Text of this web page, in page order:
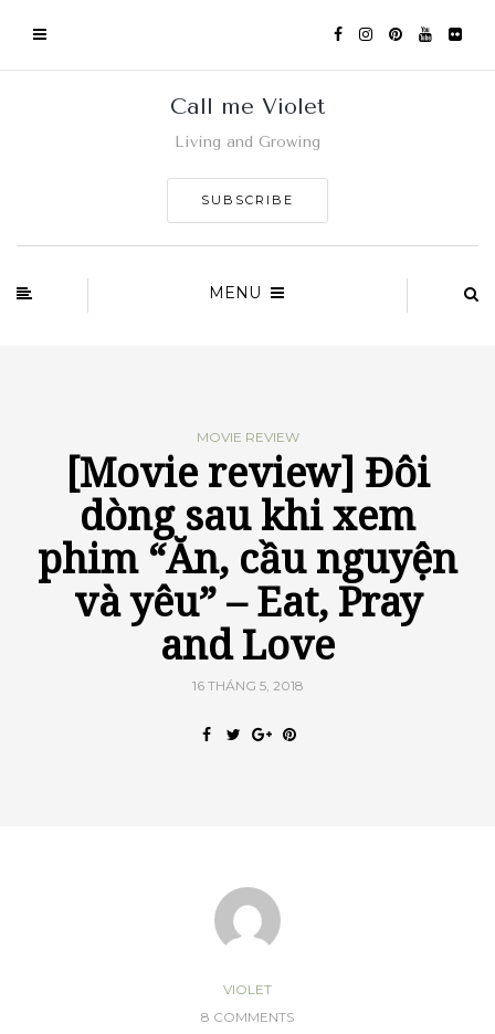
Call me Violet
Living and Growing
SUBSCRIBE
MENU
MOVIE REVIEW
[Movie review] Đôi
dòng sau khi xem
phim “Ăn, cầu nguyện
và yêu” – Eat, Pray
and Love
16 THÁNG 5, 2018
VIOLET
8 COMMENTS